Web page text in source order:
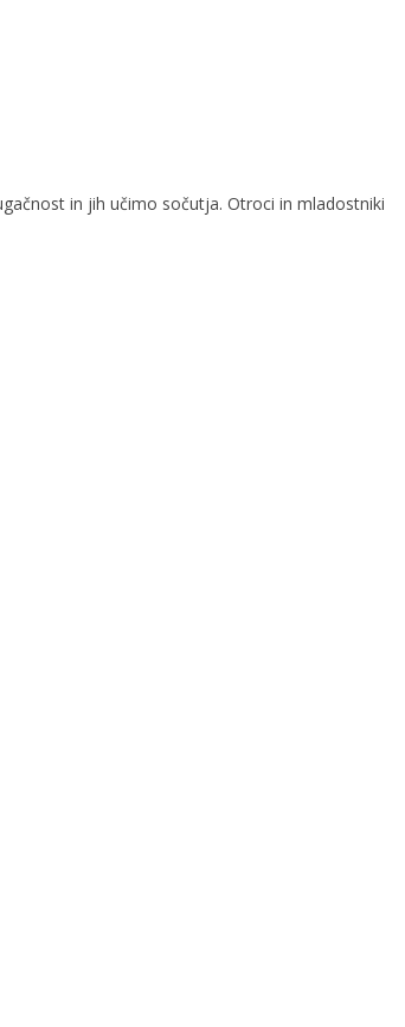
in jih učimo sočutja. Otroci in mladostniki